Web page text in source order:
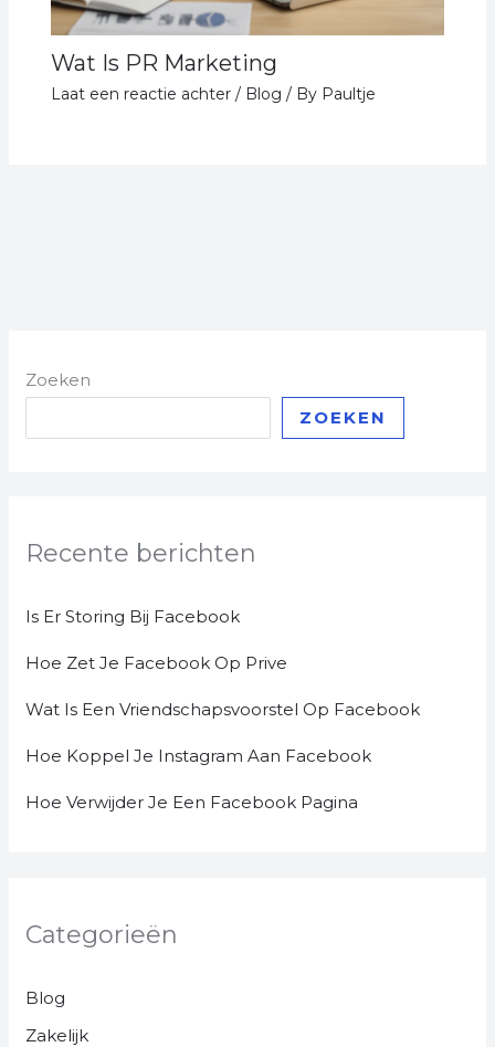
Wat Is PR Marketing
Laat een reactie achter / Blog / By Paultje
Zoeken
ZOEKEN
Recente berichten
Is Er Storing Bij Facebook
Hoe Zet Je Facebook Op Prive
Wat Is Een Vriendschapsvoorstel Op Facebook
Hoe Koppel Je Instagram Aan Facebook
Hoe Verwijder Je Een Facebook Pagina
Categorieën
Blog
Zakelijk